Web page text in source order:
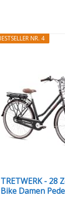
NR. 4
TRETWERK - 28
Bike Damen